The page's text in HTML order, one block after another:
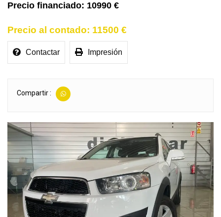
10990 €
11500 €
Contactar Impresión
Compartir :